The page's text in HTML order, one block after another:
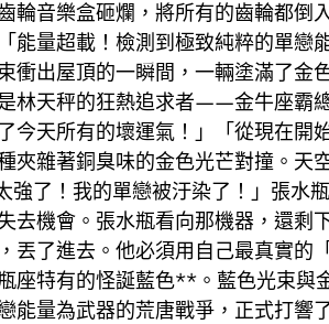
輪音樂盒砸爛，將所有的齒輪都倒
能量超載！檢測到極致純粹的單戀
衝出屋頂的一瞬間，一輛塗滿了金
林天秤的狂熱追求者——金牛座霸
今天所有的壞運氣！」「從現在開
夾雜著銅臭味的金色光芒對撞。天
了！我的單戀被汙染了！」張水瓶
去機會。張水瓶看向那機器，還剩
了進去。他必須用自己最真實的「
座特有的怪誕藍色**。藍色光束與
能量為武器的荒唐戰爭，正式打響